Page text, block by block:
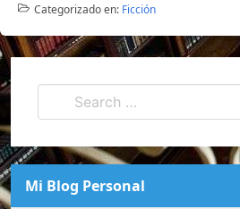
Categorizado en: Ficción
Mi Blog Personal